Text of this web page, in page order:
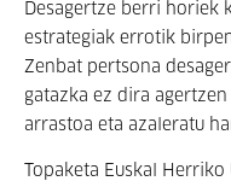
Desagertze berri horiek
estrategiak errotik
Zenbat pertsona
gatazka ez dira
arrastoa eta azaleratu
Topaketa Euskal